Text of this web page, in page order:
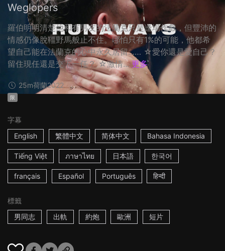
Weglopers
羅伯明明清楚他和有男友的法蘭克只是逢場作戲，但豐沛的
情感仍像脫韁野馬般止不住。哪怕只有1%的可能，他都希
望自己能在法蘭克的心中永久居留…… ☆愛你還是愛自己？
留住現任還是交下一任？ ☆激情... 更多
25m荷蘭2022
限
字幕
English
繁體中文 简体中文 Bahasa Indonesia
Tiếng Việt ภาษาไทย 日本語 한국어
français Español Português हिन्दी
標籤
男同志
出軌 約炮 歐洲 短片